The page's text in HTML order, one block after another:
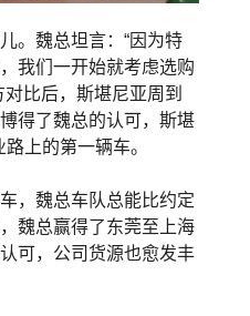
。魏总坦言：“因为特
我们一开始就考虑选购
比后，斯堪尼亚周到
得了魏总的认可，斯堪
上的第一辆车。
，魏总车队总能比约定
魏总赢得了东莞至上海
可，公司货源也愈发丰